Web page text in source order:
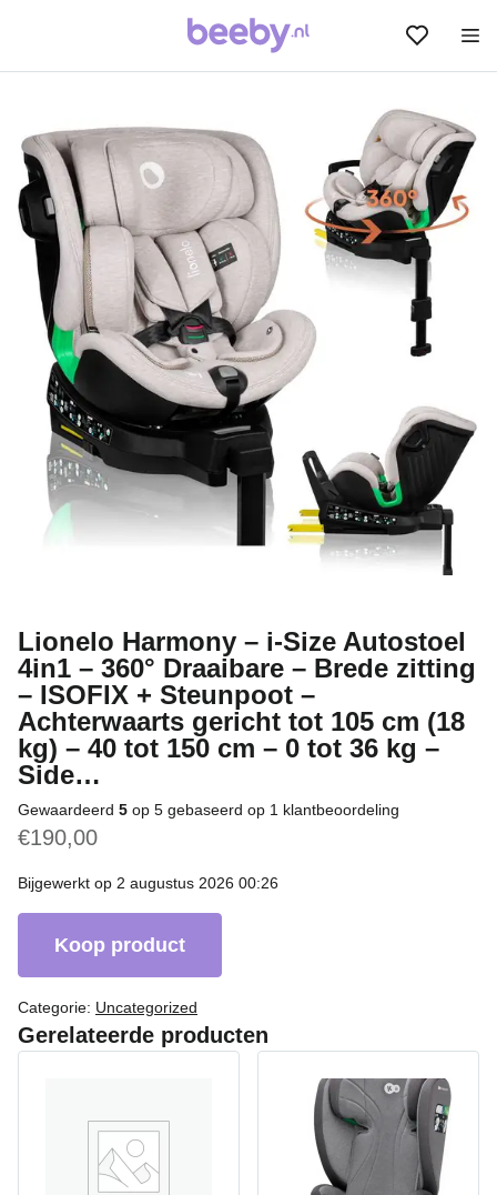
Lionelo Harmony – i-Size Autostoel
4in1 – 360° Draaibare – Brede zitting
– ISOFIX + Steunpoot –
Achterwaarts gericht tot 105 cm (18
kg) – 40 tot 150 cm – 0 tot 36 kg –
Side…
Gewaardeerd 5 op 5 gebaseerd op 1 klantbeoordeling
€190,00
Bijgewerkt op 2 augustus 2026 00:26
Koop product
Categorie: Uncategorized
Gerelateerde producten